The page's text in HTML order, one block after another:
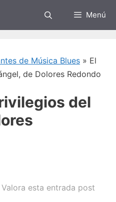
Menú
de Música Blues » El
de Dolores Redondo
del
Valora esta entrada post